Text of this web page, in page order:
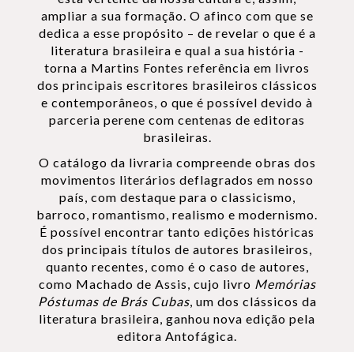
ampliar a sua formação. O afinco com que se
dedica a esse propósito – de revelar o que é a
literatura brasileira e qual a sua história -
torna a Martins Fontes referência em livros
dos principais escritores brasileiros clássicos
e contemporâneos, o que é possível devido à
parceria perene com centenas de editoras
brasileiras.
O catálogo da livraria compreende obras dos
movimentos literários deflagrados em nosso
país, com destaque para o classicismo,
barroco, romantismo, realismo e modernismo.
É possível encontrar tanto edições históricas
dos principais títulos de autores brasileiros,
quanto recentes, como é o caso de autores,
como Machado de Assis, cujo livro Memórias
Póstumas de Brás Cubas, um dos clássicos da
literatura brasileira, ganhou nova edição pela
editora Antofágica.